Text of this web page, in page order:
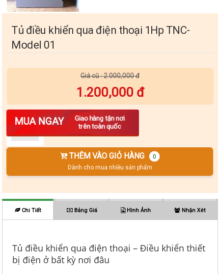
Tủ điều khiển qua điện thoại 1Hp TNC-
Model 01
Giá cũ : 2.000,000 đ
1.200,000 đ
MUA NGAY
Giao hàng tận nơi
trên toàn quốc
Số lượng
THÊM VÀO GIỎ HÀNG
0
Dành cho mua nhiều sản phẩm
Chi Tiết Bảng Giá Hình Ảnh Nhận Xét
Tủ điều khiển qua điện thoại – Điều khiển thiết
bị điện ở bất kỳ nơi đâu